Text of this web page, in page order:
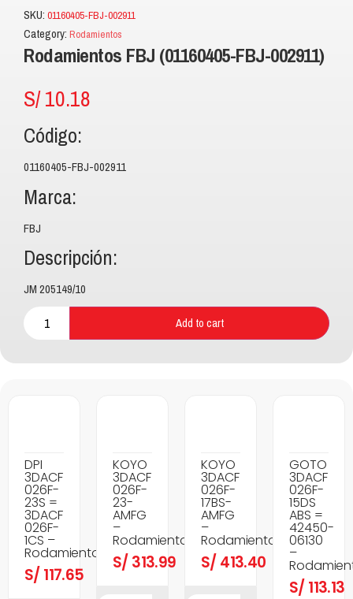
SKU: 01160405-FBJ-002911
Category: Rodamientos
Rodamientos FBJ (01160405-FBJ-002911)
S/10.18
Código:
01160405-FBJ-002911
Marca:
FBJ
Descripción:
JM 205149/10
Add to cart
DPI
3DACF
026F-
23S =
3DACF
026F-
1CS –
Rodamientos
S/ 117.65
KOYO
3DACF
026F-
23-
AMFG
–
Rodamientos
S/ 313.99
KOYO
3DACF
026F-
17BS-
AMFG
–
Rodamientos
S/ 413.40
GOTO
3DACF
026F-
15DS
ABS =
42450-
06130
–
S/ 113.13